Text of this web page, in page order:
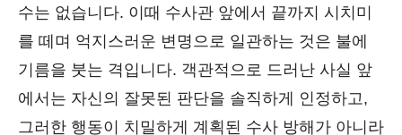
수는 없습니다. 이때 수사관 앞에서 끝까지 시치미
를 떼며 억지스러운 변명으로 일관하는 것은 불에
기름을 붓는 격입니다. 객관적으로 드러난 사실 앞
에서는 자신의 잘못된 판단을 솔직하게 인정하고,
그러한 행동이 치밀하게 계획된 수사 방해가 아니라